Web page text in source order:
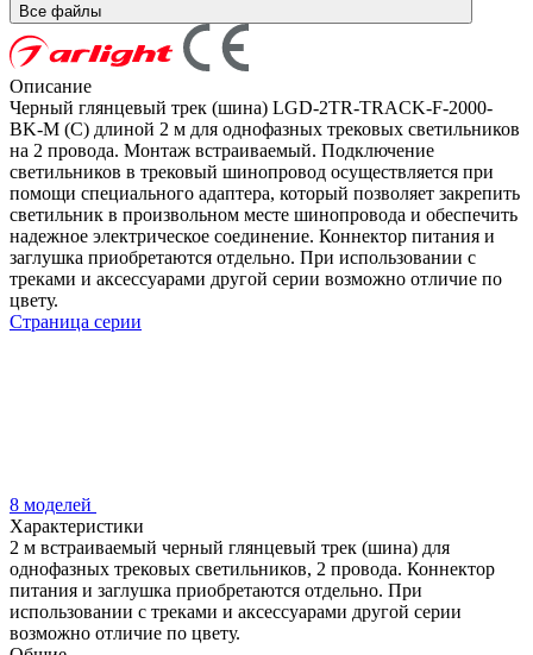
Все файлы
Описание
Черный глянцевый трек (шина) LGD-2TR-TRACK-F-2000-
BK-M (C) длиной 2 м для однофазных трековых светильников
на 2 провода. Монтаж встраиваемый. Подключение
светильников в трековый шинопровод осуществляется при
помощи специального адаптера, который позволяет закрепить
светильник в произвольном месте шинопровода и обеспечить
надежное электрическое соединение. Коннектор питания и
заглушка приобретаются отдельно. При использовании с
треками и аксессуарами другой серии возможно отличие по
цвету.
Страница серии
8 моделей
Характеристики
2 м встраиваемый черный глянцевый трек (шина) для
однофазных трековых светильников, 2 провода. Коннектор
питания и заглушка приобретаются отдельно. При
использовании с треками и аксессуарами другой серии
возможно отличие по цвету.